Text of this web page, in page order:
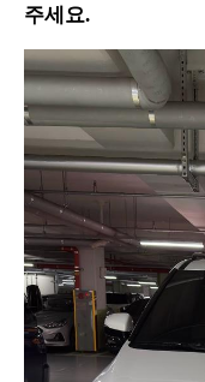
주세요.